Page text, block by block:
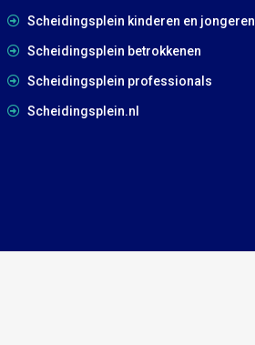
Scheidingsplein kinderen en jongeren
Scheidingsplein betrokkenen
Scheidingsplein professionals
Scheidingsplein.nl